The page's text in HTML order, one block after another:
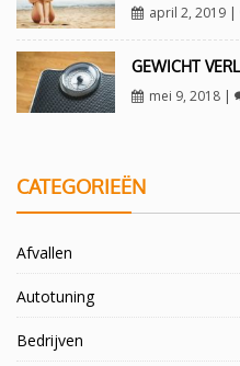
april 2, 2019|
GEWICHT
mei 9, 2018|
CATEGORIEËN
Afvallen
Autotuning
Bedrijven